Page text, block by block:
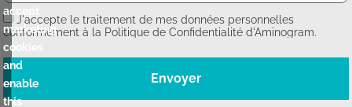
J'accepte le traitement de mes données personnelles
conformément à la Politique de Confidentialité d'Aminogram.
accept
marketing
cookies
and
enable
this
Envoyer